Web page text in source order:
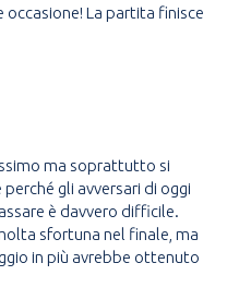
La partita finisce
ma soprattutto si
gli avversari di oggi
è davvero difficile.
sfortuna nel finale, ma
in più avrebbe ottenuto